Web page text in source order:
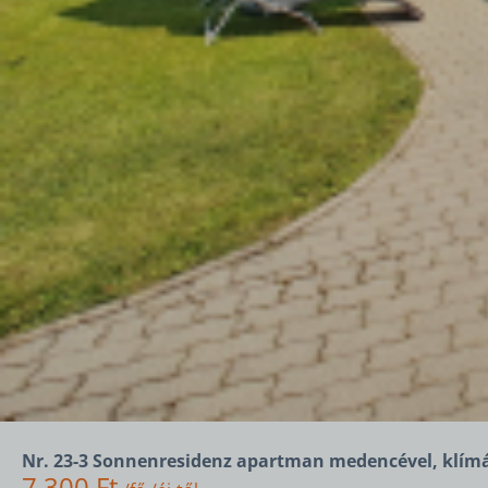
Nr. 23-3 Sonnenresidenz apartman medencével,